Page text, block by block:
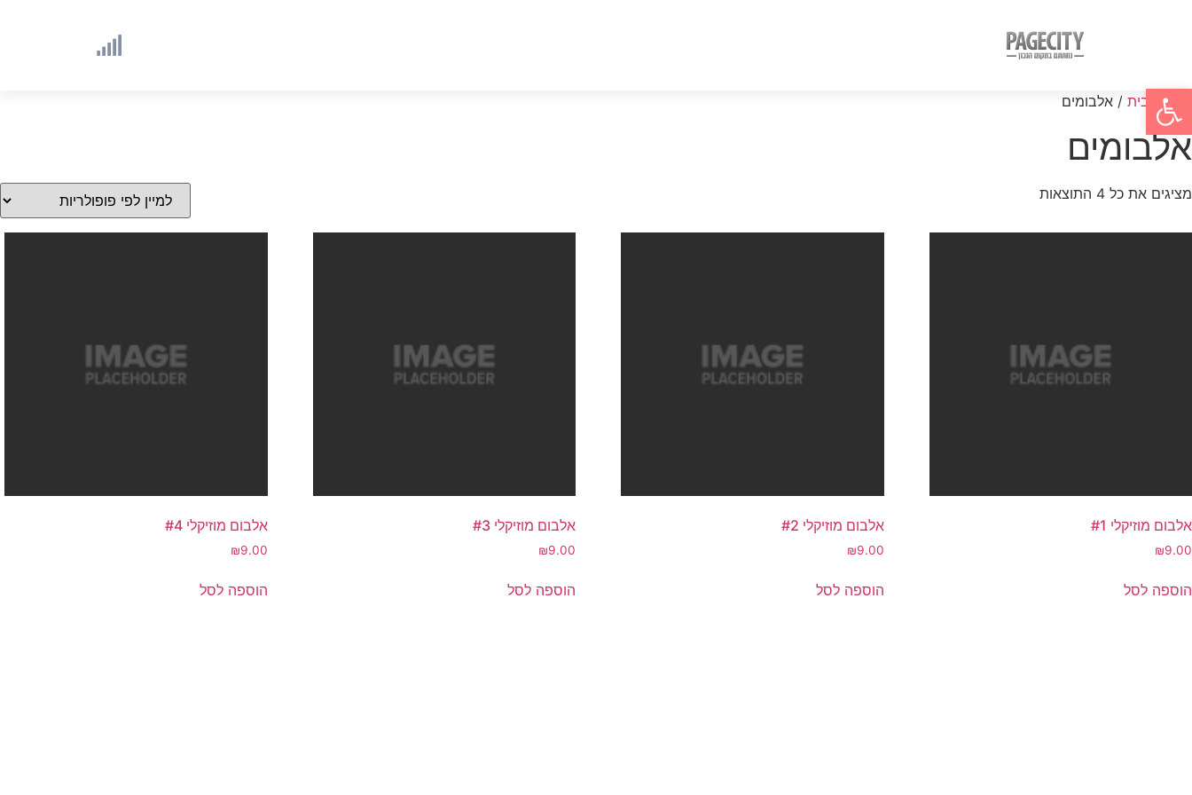
פתח סרגל נגישות
עמוד הבית / אלבומים
אלבומים
מציגים את כל ⁦4⁩ התוצאות
אלבום מוזיקלי #1
₪9.00
הוספה לסל
אלבום מוזיקלי #2
₪9.00
הוספה לסל
אלבום מוזיקלי #3
₪9.00
הוספה לסל
אלבום מוזיקלי #4
₪9.00
הוספה לסל